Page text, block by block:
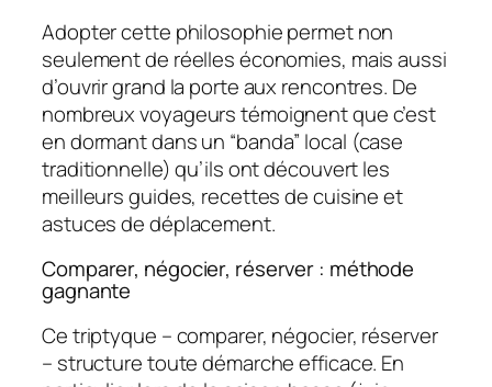
Adopter cette philosophie permet non
seulement de réelles économies, mais aussi
d’ouvrir grand la porte aux rencontres. De
nombreux voyageurs témoignent que c’est
en dormant dans un “banda” local (case
traditionnelle) qu’ils ont découvert les
meilleurs guides, recettes de cuisine et
astuces de déplacement.
Comparer, négocier, réserver : méthode
gagnante
Ce triptyque – comparer, négocier, réserver
– structure toute démarche efficace. En